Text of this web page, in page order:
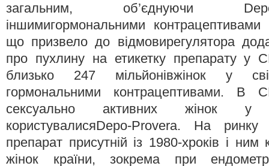
загальним, об’єднуючи
іншимигормональними
що призвело до відмовирегулятора
про пухлину на етикетку препарату у
близько 247 мільйонівжінок у
гормональними контрацептивами. В
сексуально активних жінок у
користувалисяDepo-Provera. На ринку
препарат присутній із 1980-хроків і ним
жінок країни, зокрема при